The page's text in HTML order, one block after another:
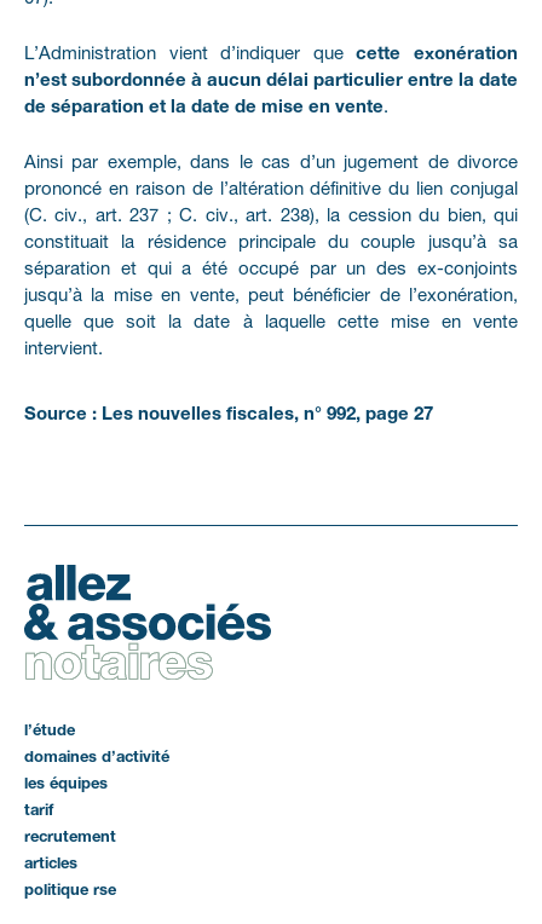
L’Administration vient d’indiquer quecette exonération
n’est subordonnée à aucun délai particulier entre la date
de séparation et la date de mise en vente.
Ainsi par exemple, dans le cas d’un jugement de divorce
prononcé en raison de l’altération définitive du lien conjugal
(C. civ., art. 237 ; C. civ., art. 238), la cession du bien, qui
constituait la résidence principale du couple jusqu’à sa
séparation et qui a été occupé par un des ex-conjoints
jusqu’à la mise en vente, peut bénéficier de l’exonération,
quelle que soit la date à laquelle cette mise en vente
intervient.
Source : Les nouvelles fiscales, n° 992, page 27
l’étude
domaines d’activité
les équipes
tarif
recrutement
articles
politique rse